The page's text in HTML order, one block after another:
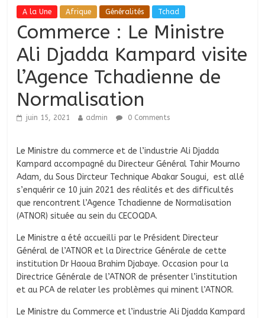
A la Une Afrique Généralités Tchad
Commerce : Le Ministre
Ali Djadda Kampard visite
l’Agence Tchadienne de
Normalisation
juin 15, 2021 admin 0 Comments
Le Ministre du commerce et de l’industrie Ali Djadda
Kampard accompagné du Directeur Général Tahir Mourno
Adam, du Sous Dircteur Technique Abakar Sougui, est allé
s’enquérir ce 10 juin 2021 des réalités et des difficultés
que rencontrent l’Agence Tchadienne de Normalisation
(ATNOR) située au sein du CECOQDA.
Le Ministre a été accueilli par le Président Directeur
Général de l’ATNOR et la Directrice Générale de cette
institution Dr Haoua Brahim Djabaye. Occasion pour la
Directrice Générale de l’ATNOR de présenter l’institution
et au PCA de relater les problèmes qui minent l’ATNOR.
Le Ministre du Commerce et l’industrie Ali Djadda Kampard